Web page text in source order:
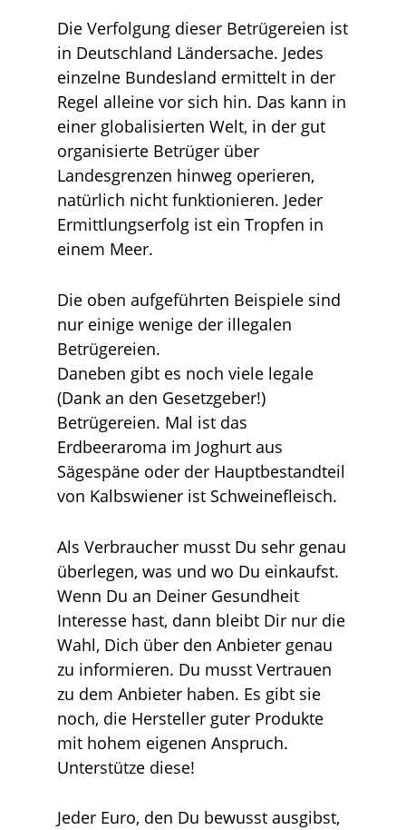
Die Verfolgung dieser Betrügereien ist
in Deutschland Ländersache. Jedes
einzelne Bundesland ermittelt in der
Regel alleine vor sich hin. Das kann in
einer globalisierten Welt, in der gut
organisierte Betrüger über
Landesgrenzen hinweg operieren,
natürlich nicht funktionieren. Jeder
Ermittlungserfolg ist ein Tropfen in
einem Meer.
Die oben aufgeführten Beispiele sind
nur einige wenige der illegalen
Betrügereien.
Daneben gibt es noch viele legale
(Dank an den Gesetzgeber!)
Betrügereien. Mal ist das
Erdbeeraroma im Joghurt aus
Sägespäne oder der Hauptbestandteil
von Kalbswiener ist Schweinefleisch.
Als Verbraucher musst Du sehr genau
überlegen, was und wo Du einkaufst.
Wenn Du an Deiner Gesundheit
Interesse hast, dann bleibt Dir nur die
Wahl, Dich über den Anbieter genau
zu informieren. Du musst Vertrauen
zu dem Anbieter haben. Es gibt sie
noch, die Hersteller guter Produkte
mit hohem eigenen Anspruch.
Unterstütze diese!
Jeder Euro, den Du bewusst ausgibst,